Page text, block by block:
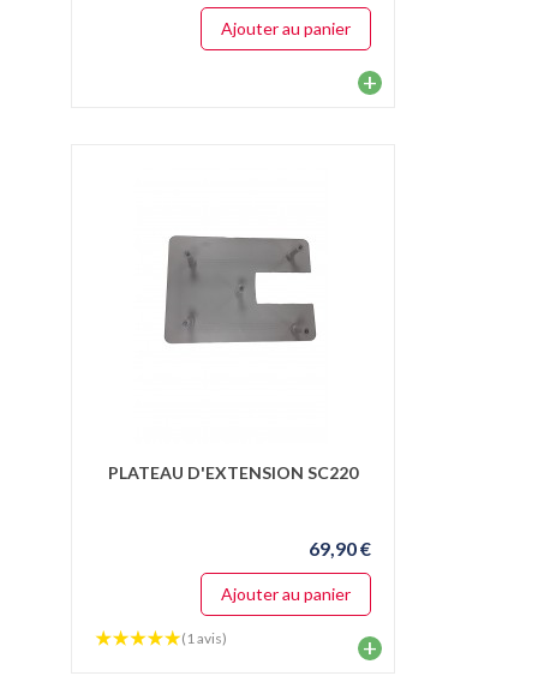
Ajouter au panier
+
PLATEAU D'EXTENSION SC220
69,90 €
Ajouter au panier
(1 avis) +